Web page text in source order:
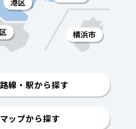
路線・駅から探す
マップから探す